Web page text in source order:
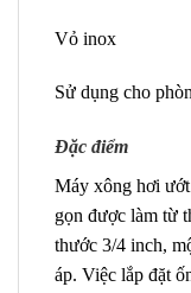
Vỏ inox
Sử dụng cho
Đặc điểm
Máy xông hơi
gọn được làm từ
thước 3/4 inch,
áp. Việc lắp đặt